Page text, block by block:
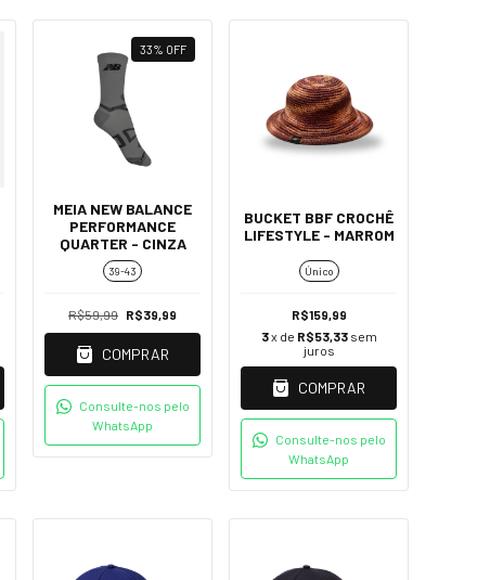
33% OFF
MEIA NEW BALANCE
PERFORMANCE
QUARTER - CINZA
39-43
R$59,99 R$39,99
COMPRAR
Consulte-nos pelo
WhatsApp
BUCKET BBF CROCHÊ
LIFESTYLE - MARROM
Único
R$159,99
3x de R$53,33 sem
juros
COMPRAR
Consulte-nos pelo
WhatsApp